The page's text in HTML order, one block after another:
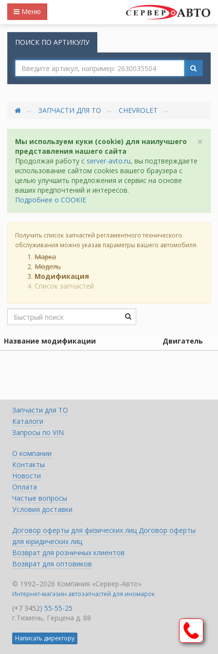
Меню
ПОИСК ПО АРТИКУЛУ
ЗАПЧАСТИ ДЛЯ ТО CHEVROLET
×
Мы используем куки (cookie) для наилучшего
представления нашего сайта
Продолжая работу с server-avto.ru, вы подтверждаете
использование сайтом cookies вашего браузера с
целью улучшить предложения и сервис на основе
ваших предпочтений и интересов.
Подробнее о COOKIE
Получить список запчастей регламентного технического
обслуживания можно указав параметры вашего автомобиля.
Марка
Модель
Модификация
Список запчастей
Название модификации Двигатель
Запчасти для ТО
Каталоги
Запросы по VIN
О компании
Контакты
Новости
Оплата
Частые вопросы
Условия доставки
Договор оферты для физических лиц Договор оферты
для юридических лиц
Возврат для розничных клиентов
Возврат для оптовиков
© 1992–2026 Компания «Сервер-Авто»
Интернет-магазин автозапчастей для иномарок
(+7 3452) 55-55-25
г.Тюмень, Герцена д. 88
Написать директору